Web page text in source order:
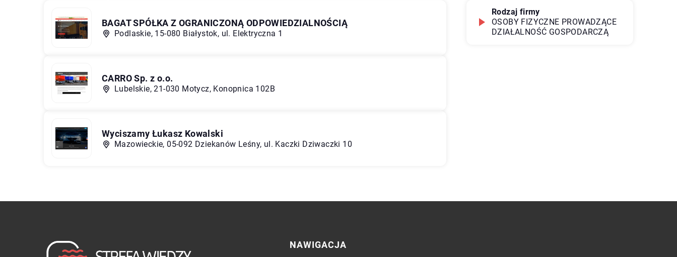
BAGAT SPÓŁKA Z OGRANICZONĄ ODPOWIEDZIALNOŚCIĄ
Podlaskie, 15-080 Białystok, ul. Elektryczna 1
CARRO Sp. z o.o.
Lubelskie, 21-030 Motycz, Konopnica 102B
Wyciszamy Łukasz Kowalski
Mazowieckie, 05-092 Dziekanów Leśny, ul. Kaczki Dziwaczki 10
Rodzaj firmy
OSOBY FIZYCZNE PROWADZĄCE
DZIAŁALNOŚĆ GOSPODARCZĄ
NAWIGACJA